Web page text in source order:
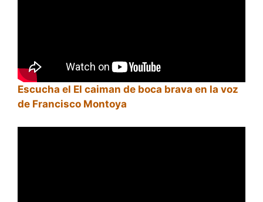
Escucha el El caiman de boca brava en la voz
de Francisco Montoya